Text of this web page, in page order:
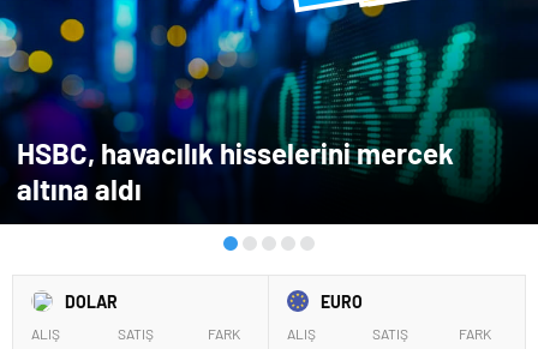
HSBC, havacılık hisselerini mercek
altına aldı
DOLAR
ALIŞ
SATIŞ
FARK
EURO
ALIŞ
SATIŞ
FARK